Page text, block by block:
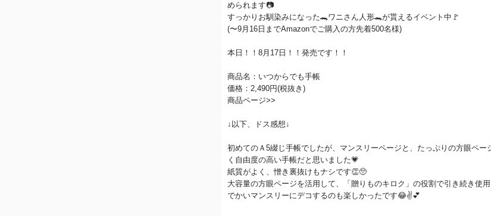
められます📷
すっかりお馴染みになった🐊ワニさん人形🐊が貰えるイベント中🚩
(〜9月16日までAmazonでご購入の方先着500名様)
本日！！8月17日！！発売です！！
商品名：いつからでも手帳
価格：2,490円(税抜き)
商品ページ>>
↓以下、ドス感想↓
初めてのＡ5綴じ手帳でしたが、マンスリーページと、たっぷりの方眼ペー
く自由度の高い手帳だと思いました💗
紙質がよく、憎き裏抜けもナシです👏🥺
大容量の方眼ページを活用して、「贈りものキロク」の役割で引き続き使
でかいマンスリーにデコするのも楽しかったです😂✌️💕